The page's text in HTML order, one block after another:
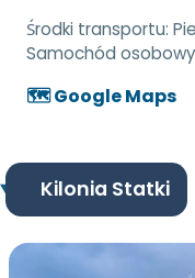
Środki transportu:
Samochód
🗺️ Google Maps
Kilonia Statki